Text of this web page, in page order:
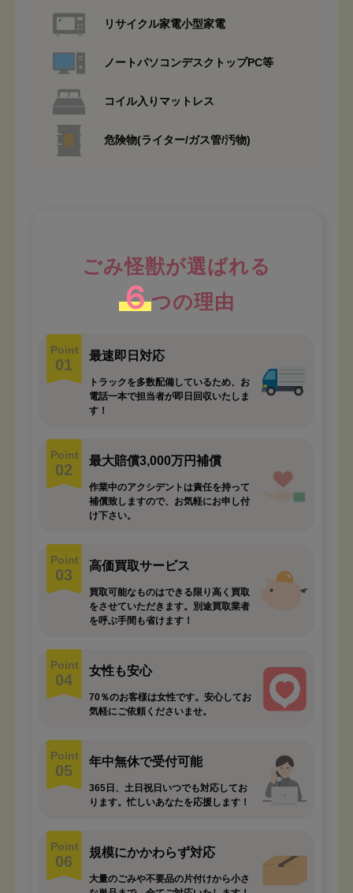
リサイクル家電小型家電
ノートパソコンデスクトップPC等
コイル入りマットレス
危険物(ライター/ガス管/汚物)
ごみ怪獣が選ばれる
６つの理由
Point
01
最速即日対応
トラックを多数配備しているため、お
電話一本で担当者が即日回収いたしま
す！
Point
02
最大賠償3,000万円補償
作業中のアクシデントは責任を持って
補償致しますので、お気軽にお申し付
け下さい。
Point
03
高価買取サービス
買取可能なものはできる限り高く買取
をさせていただきます。別途買取業者
を呼ぶ手間も省けます！
Point
04
女性も安心
70％のお客様は女性です。安心してお
気軽にご依頼くださいませ。
Point
05
年中無休で受付可能
365日、土日祝日いつでも対応してお
ります。忙しいあなたを応援します！
Point
06
規模にかかわらず対応
大量のごみや不要品の片付けから小さ